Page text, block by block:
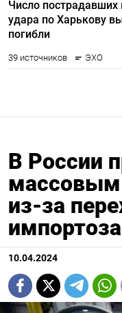
В России
массовым
из-за
10.04.2024